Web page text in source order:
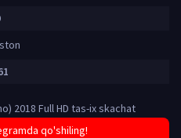
2018 Full HD tas-ix skachat
qo'shiling!